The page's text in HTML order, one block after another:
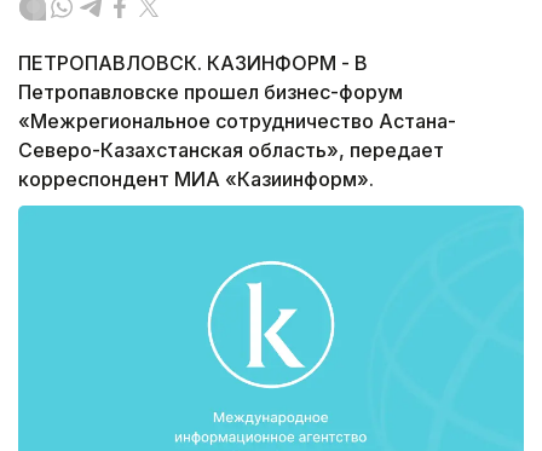
ПЕТРОПАВЛОВСК. КАЗИНФОРМ - В
Петропавловске прошел бизнес-форум
«Межрегиональное сотрудничество Астана-
Северо-Казахстанская область», передает
корреспондент МИА «Казиинформ».